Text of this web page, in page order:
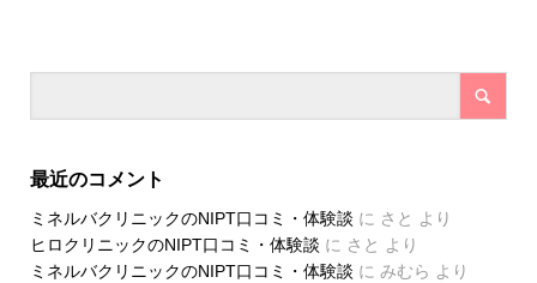
最近のコメント
ミネルバクリニックのNIPT口コミ・体験談 に さと より
ヒロクリニックのNIPT口コミ・体験談 に さと より
ミネルバクリニックのNIPT口コミ・体験談 に みむら より